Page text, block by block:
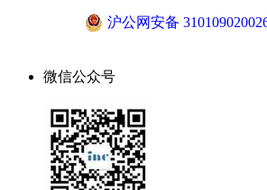
沪公网安备
微信公众号